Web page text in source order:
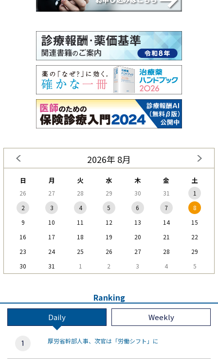
2026年 8月
日 月 火 水 木 金 土
26 27 28 29 30 31
1
2
3 4 5 6 7
8
9
10 11 12 13 14
15
16
17 18 19 20 21
22
23
24 25 26 27 28
29
30
31 1 2 3 4 5
Ranking
Daily Weekly
厚労省幹部人事、次官は「労働シフト」に